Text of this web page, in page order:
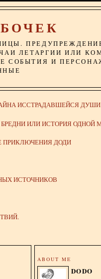
ЛЕТАРГИИ ИЛИ
СОБЫТИЯ И
ИССТРАДАВШЕЙСЯ ДУШИ
БРЕДНИ ИЛИ ИСТОРИЯ
ПРИКЛЮЧЕНИЯ ДОДИ
ИСТОЧНИКОВ
ABOUT ME
DODO